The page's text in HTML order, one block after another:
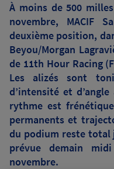
À moins de 500
novembre, MACIF
deuxième position,
Beyou/Morgan
de 11th Hour Racing
Les alizés sont
d’intensité et
rythme est
permanents et
du podium reste total
prévue demain
novembre.